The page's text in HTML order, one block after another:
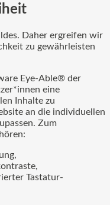
Daher ergreifen wir
zu gewährleisten
Eye-Able® der
eine
Inhalte zu
an die individuellen
Zum
Tastatur-